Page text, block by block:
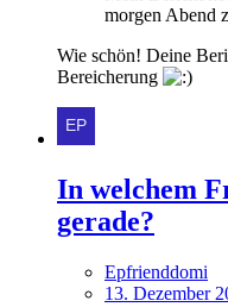
morgen Abend
Wie schön! Deine
Bereicherung
In welchem
gerade?
Epfrienddomi
13. Dezember